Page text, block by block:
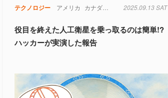
テクノロジー アメリカ カナダ コンピュータ 軍事
2025.09.13 SAT
役目を終えた人工衛星を乗っ取るのは簡単!?
ハッカーが実演した報告